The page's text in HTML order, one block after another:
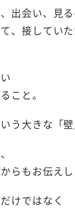
出会い、見
、接していた
こと。
う大きな「
らもお伝えし
けではなく